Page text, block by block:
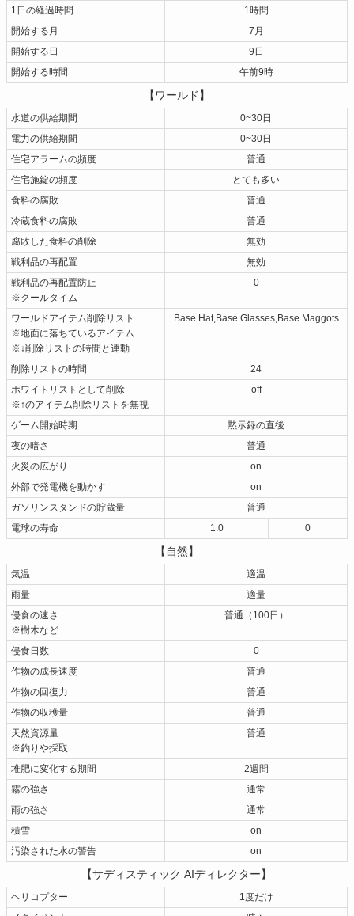
1日の経過時間
1時間
開始する月
7月
開始する日
9日
開始する時間
午前9時
【ワールド】
水道の供給期間
0~30日
電力の供給期間
0~30日
住宅アラームの頻度
普通
住宅施錠の頻度
とても多い
食料の腐敗
普通
冷蔵食料の腐敗
普通
腐敗した食料の削除
無効
戦利品の再配置
無効
戦利品の再配置防止
※クールタイム
0
ワールドアイテム削除リスト
※地面に落ちているアイテム
※↓削除リストの時間と連動
Base.Hat,Base.Glasses,Base.Maggots
削除リストの時間
24
ホワイトリストとして削除
※↑のアイテム削除リストを無視
off
ゲーム開始時期
黙示録の直後
夜の暗さ
普通
火災の広がり
on
外部で発電機を動かす
on
ガソリンスタンドの貯蔵量
普通
電球の寿命
1.0 0
【自然】
気温
適温
雨量
適量
侵食の速さ
※樹木など
普通（100日）
侵食日数
0
作物の成長速度
普通
作物の回復力
普通
作物の収穫量
普通
天然資源量
※釣りや採取
普通
堆肥に変化する期間
2週間
霧の強さ
通常
雨の強さ
通常
積雪
on
汚染された水の警告
on
【サディスティック AIディレクター】
ヘリコプター
1度だけ